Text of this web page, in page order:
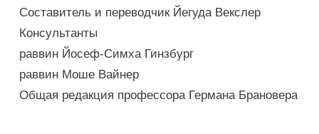
Составитель и переводчик Йегуда Векслер
Консультанты
раввин Йосеф-Симха Гинзбург
раввин Моше Вайнер
Общая редакция профессора Германа Брановера